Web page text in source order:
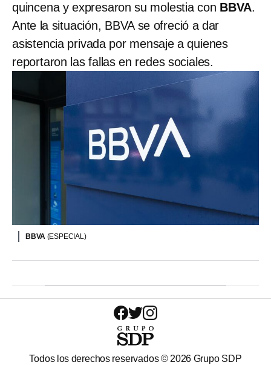
quincena y expresaron su molestia con BBVA.
Ante la situación, BBVA se ofreció a dar
asistencia privada por mensaje a quienes
reportaron las fallas en redes sociales.
BBVA (ESPECIAL)
Todos los derechos reservados © 2026 Grupo SDP